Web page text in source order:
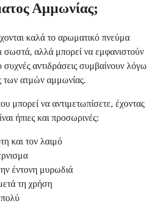
Αμμωνίας;
καλά το αρωματικό πνεύμα
σωστά, αλλά μπορεί να εμφανιστούν
συχνές αντιδράσεις συμβαίνουν λόγω
των ατμών αμμωνίας.
μπορεί να αντιμετωπίσετε, έχοντας
ήπιες και προσωρινές:
και τον λαιμό
έντονη μυρωδιά
τη χρήση